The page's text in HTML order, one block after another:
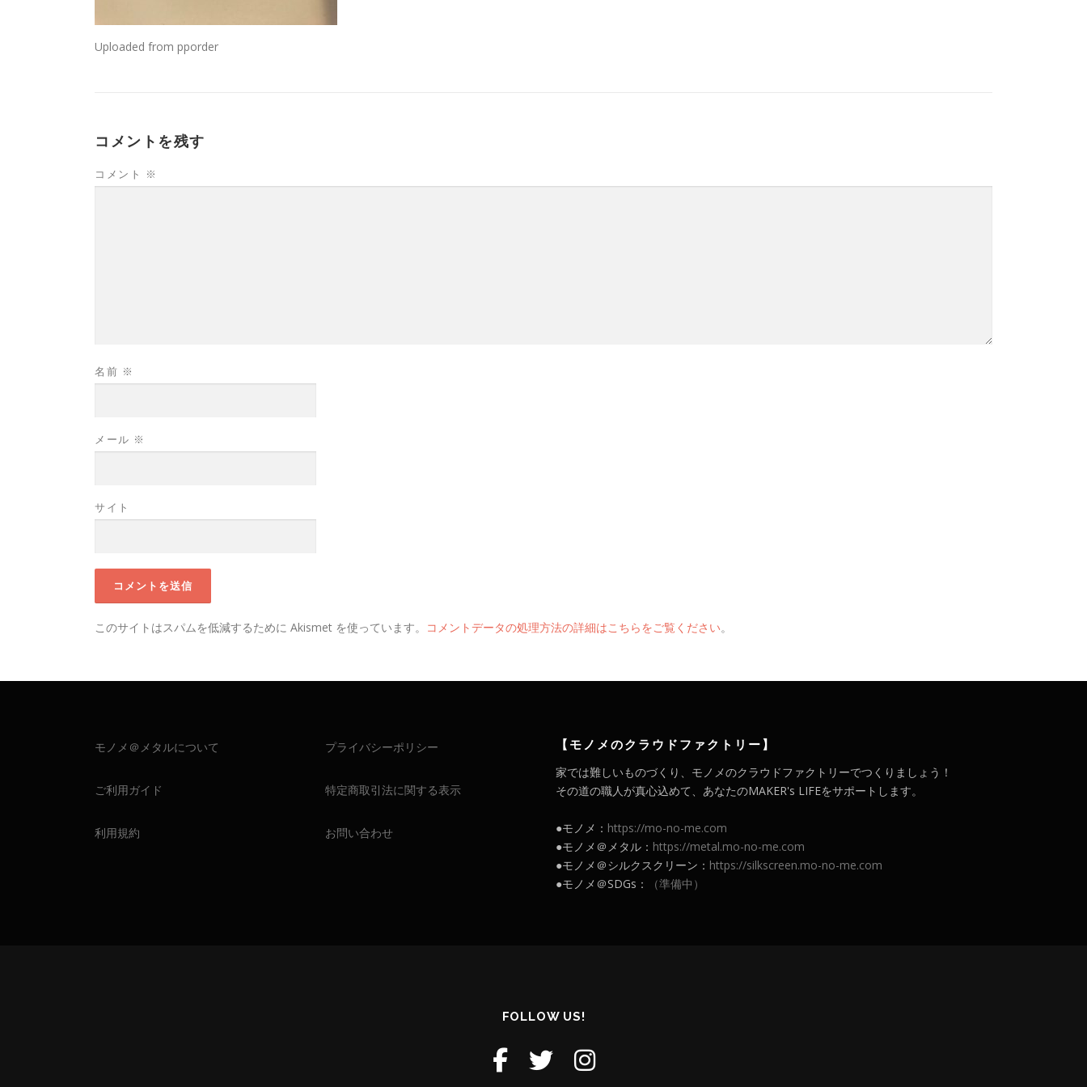
Uploaded from pporder
コメントを残す
コメント ※
名前 ※
メール ※
サイト
このサイトはスパムを低減するために Akismet を使っています。 コメントデータの処理方法の詳細はこちらをご覧ください。
モノメ＠メタルについて
ご利用ガイド
利用規約
プライバシーポリシー
特定商取引法に関する表示
お問い合わせ
【モノメのクラウドファクトリー】
家では難しいものづくり、モノメのクラウドファクトリーでつくりましょう！
その道の職人が真心込めて、あなたのMAKER's LIFEをサポートします。
●モノメ： https://mo-no-me.com
●モノメ＠メタル： https://metal.mo-no-me.com
●モノメ＠シルクスクリーン： https://silkscreen.mo-no-me.com
●モノメ＠SDGs：
（準備中）
FOLLOW US!